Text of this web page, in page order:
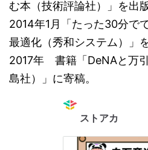
む本（技術評論社）」を出版
2014年1月「たった30分で
最適化（秀和システム）」を
2017年 書籍「DeNAと万
島社）」に寄稿。
ストアカ